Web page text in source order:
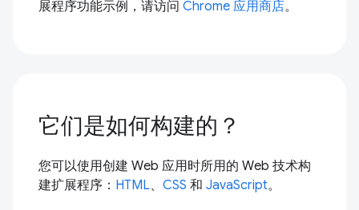
展程序功能示例，请访问 Chrome 应用商店。
它们是如何构建的？
您可以使用创建 Web 应用时所用的 Web 技术构
建扩展程序： HTML、 CSS 和 JavaScript。